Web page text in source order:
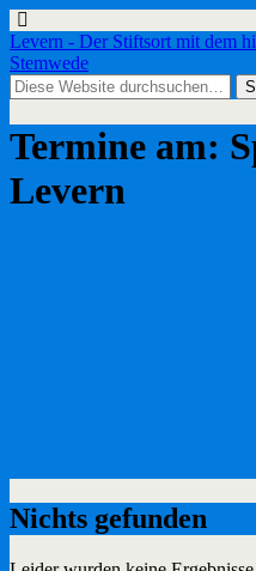
Levern - Der Stiftsort mit dem
Stemwede
Termine am:
Levern
Nichts gefunden